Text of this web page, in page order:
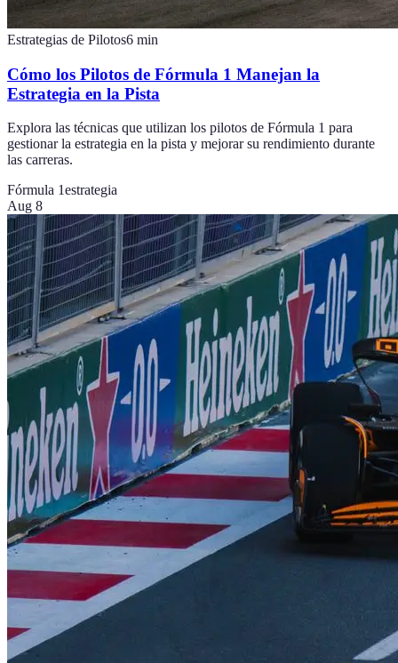
Estrategias de Pilotos6 min
Cómo los Pilotos de Fórmula 1 Manejan la
Estrategia en la Pista
Explora las técnicas que utilizan los pilotos de Fórmula 1 para
gestionar la estrategia en la pista y mejorar su rendimiento durante
las carreras.
Fórmula 1estrategia
Aug 8